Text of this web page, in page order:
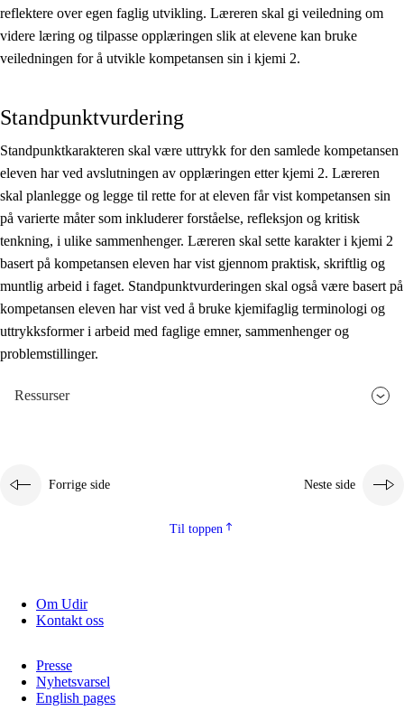
reflektere over egen faglig utvikling. Læreren skal gi veiledning om
videre læring og tilpasse opplæringen slik at elevene kan bruke
veiledningen for å utvikle kompetansen sin i kjemi 2.
Standpunktvurdering
Standpunktkarakteren skal være uttrykk for den samlede kompetansen
eleven har ved avslutningen av opplæringen etter kjemi 2. Læreren
skal planlegge og legge til rette for at eleven får vist kompetansen sin
på varierte måter som inkluderer forståelse, refleksjon og kritisk
tenkning, i ulike sammenhenger. Læreren skal sette karakter i kjemi 2
basert på kompetansen eleven har vist gjennom praktisk, skriftlig og
muntlig arbeid i faget. Standpunktvurderingen skal også være basert på
kompetansen eleven har vist ved å bruke kjemifaglig terminologi og
uttrykksformer i arbeid med faglige emner, sammenhenger og
problemstillinger.
Ressurser
Forrige side Neste side
Til toppen
Om Udir
Kontakt oss
Presse
Nyhetsvarsel
English pages